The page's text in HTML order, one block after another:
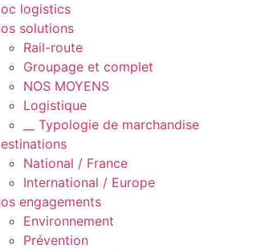
logistics
solutions
Rail-route
Groupage et complet
NOS MOYENS
Logistique
__ Typologie de marchandise
National / France
International / Europe
engagements
Environnement
Prévention